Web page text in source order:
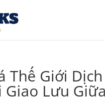
Thế Giới
Lưu